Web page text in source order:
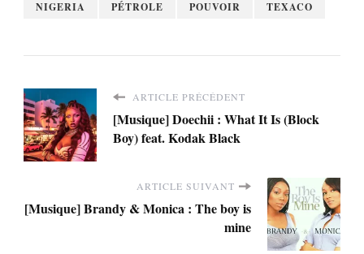
NIGERIA
PÉTROLE POUVOIR TEXACO
ARTICLE PRÉCÉDENT
[Musique] Doechii : What It Is (Block
Boy) feat. Kodak Black
ARTICLE SUIVANT
[Musique] Brandy & Monica : The boy is
mine